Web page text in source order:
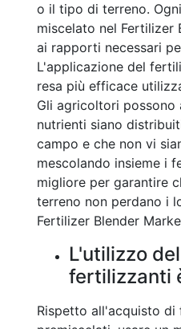
o il tipo di terreno.
miscelato nel Fertilizer
ai rapporti necessari
L'applicazione del
resa più efficace
Gli agricoltori possono
nutrienti siano
campo e che non vi
mescolando insieme i
migliore per garantire
terreno non perdano i
Fertilizer Blender
L'utilizzo
fertilizzanti
Rispetto all'acquisto